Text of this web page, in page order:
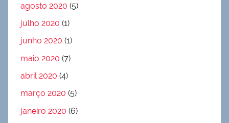
agosto 2020 (5)
julho 2020 (1)
junho 2020 (1)
maio 2020 (7)
abril 2020 (4)
março 2020 (5)
janeiro 2020 (6)